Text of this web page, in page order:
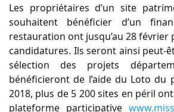
Les propriétaires d’un site
souhaitent bénéficier d’un
restauration ont jusqu’au 28 février
candidatures. Ils seront ainsi peut-
sélection des projets
bénéficieront de l’aide du Loto du
2018, plus de 5 200 sites en péril
plateforme participative